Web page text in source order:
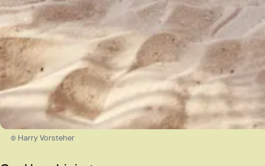
© Harry Vorsteher